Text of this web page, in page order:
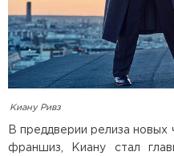
Киану Ривз
В преддверии релиза новых
франшиз, Киану стал